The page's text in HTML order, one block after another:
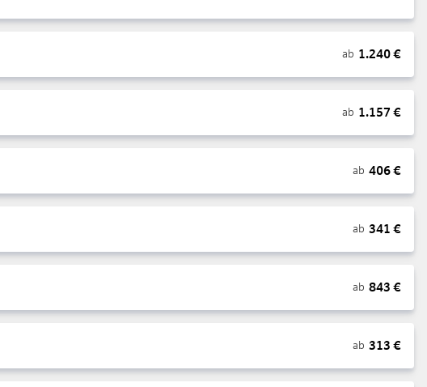
ab 1.240€
ab 1.157 €
ab 406€
ab 341 €
ab 843 €
ab 313 €